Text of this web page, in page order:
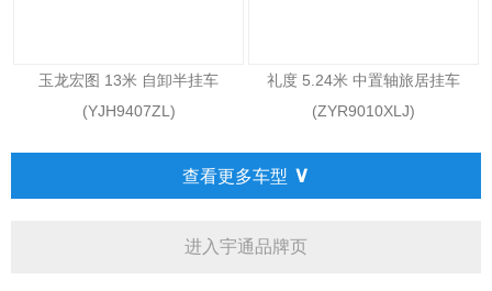
玉龙宏图 13米 自卸半挂车
(YJH9407ZL)
礼度 5.24米 中置轴旅居挂车
(ZYR9010XLJ)
查看更多车型 ∨
进入宇通品牌页